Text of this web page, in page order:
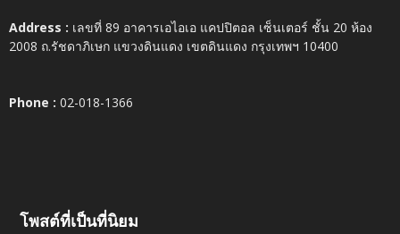
Address : เลขที่ 89 อาคารเอไอเอ แคปปิตอล เซ็นเตอร์ ชั้น 20 ห้อง
2008 ถ.รัชดาภิเษก แขวงดินแดง เขตดินแดง กรุงเทพฯ 10400
Phone : 02-018-1366
โพสต์ที่เป็นที่นิยม